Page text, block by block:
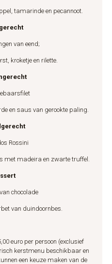
tamarinde en pecannoot.
van eend;
kroketje en rilette.
en saus van gerookte paling.
Rossini
met madeira en zwarte truffel.
chocolade
van duindoornbes.
euro per persoon (exclusief
kerstmenu beschikbaar en
een keuze maken van de